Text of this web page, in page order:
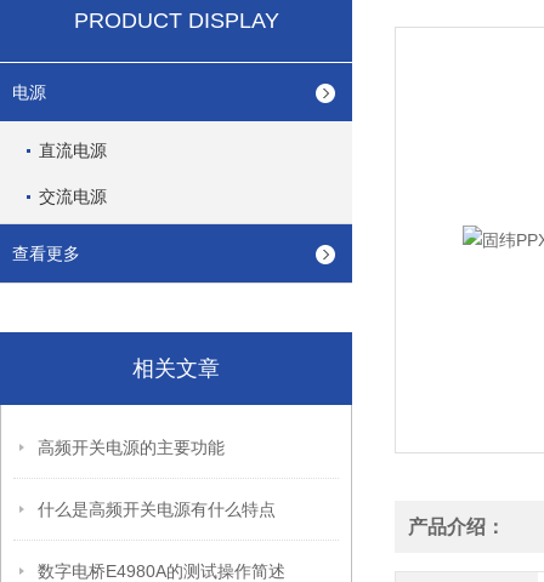
PRODUCT DISPLAY
电源
直流电源
交流电源
查看更多
相关文章
高频开关电源的主要功能
什么是高频开关电源有什么特点
数字电桥E4980A的测试操作简述
产品介绍：